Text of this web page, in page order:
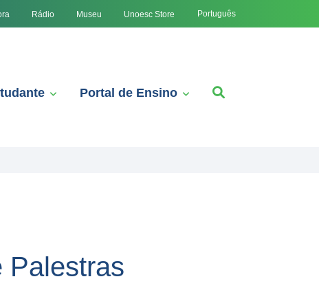
Rádio Museu Unoesc Store Português
Portal de Ensino
Palestras